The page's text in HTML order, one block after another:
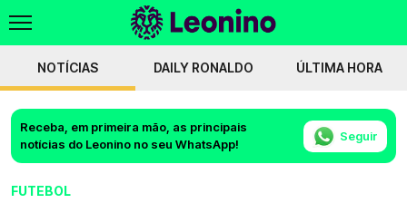
NOTÍCIAS DAILY RONALDO ÚLTIMA HORA
Receba, em primeira mão, as principais
notícias do Leonino no seu WhatsApp!
Seguir
FUTEBOL